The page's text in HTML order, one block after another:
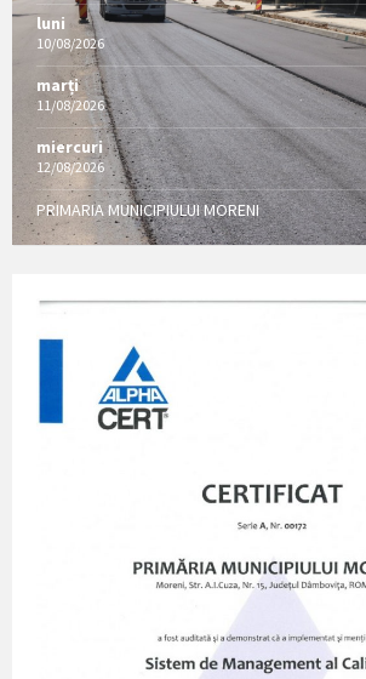
luni
10/08/2026
marți
11/08/2026
miercuri
12/08/2026
PRIMARIA MUNICIPIULUI MORENI